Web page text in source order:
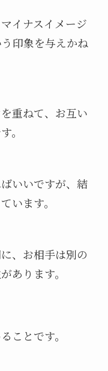
イナスイメージ
印象を与えかね
重ねて、お互い
。
いいですが、結
います。
、お相手は別の
あります。
ことです。